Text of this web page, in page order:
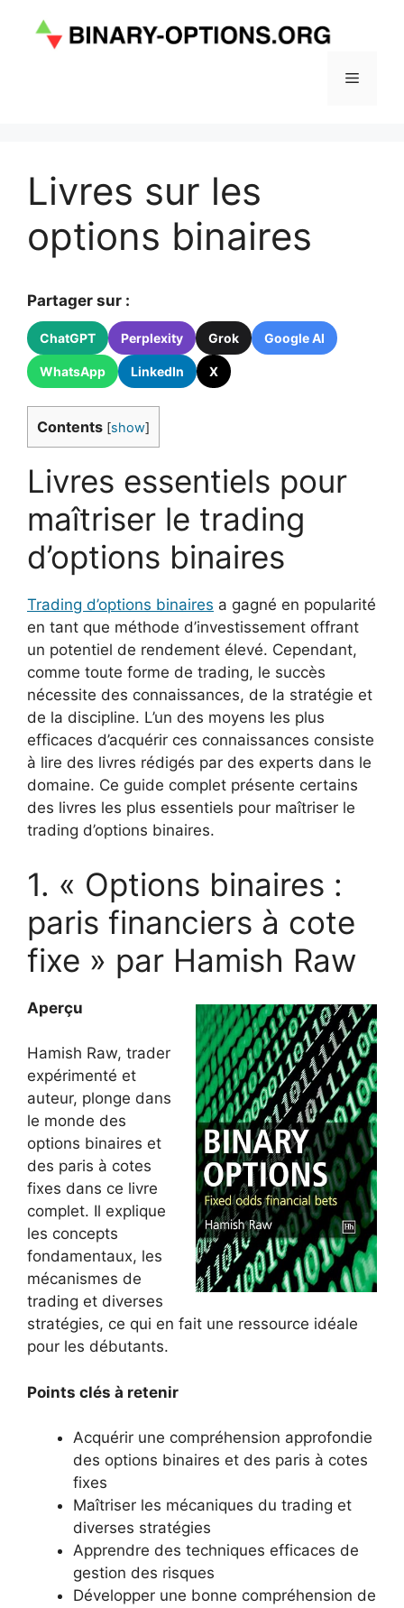
contenu
Menu
Livres sur les
options binaires
Partager sur :
ChatGPT Perplexity Grok Google AI
WhatsApp LinkedIn X
Contents [show]
Livres essentiels pour
maîtriser le trading
d’options binaires
Trading d’options binaires a gagné en popularité
en tant que méthode d’investissement offrant
un potentiel de rendement élevé. Cependant,
comme toute forme de trading, le succès
nécessite des connaissances, de la stratégie et
de la discipline. L’un des moyens les plus
efficaces d’acquérir ces connaissances consiste
à lire des livres rédigés par des experts dans le
domaine. Ce guide complet présente certains
des livres les plus essentiels pour maîtriser le
trading d’options binaires.
1. « Options binaires :
paris financiers à cote
fixe » par Hamish Raw
Aperçu
Hamish Raw, trader
expérimenté et
auteur, plonge dans
le monde des
options binaires et
des paris à cotes
fixes dans ce livre
complet. Il explique
les concepts
fondamentaux, les
mécanismes de
trading et diverses
stratégies, ce qui en fait une ressource idéale
pour les débutants.
Points clés à retenir
Acquérir une compréhension approfondie
des options binaires et des paris à cotes
fixes
Maîtriser les mécaniques du trading et
diverses stratégies
Apprendre des techniques efficaces de
gestion des risques
Développer une bonne compréhension de